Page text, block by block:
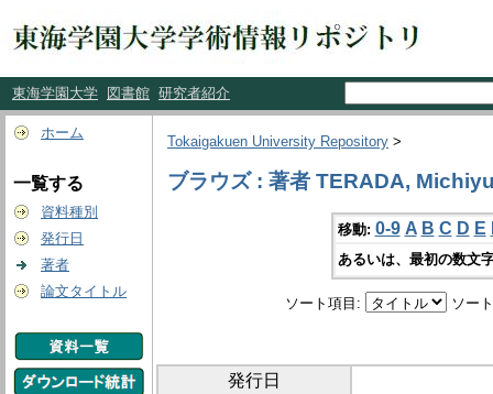
東海学園大学 図書館 研究者紹介
ホーム
一覧する
資料種別
発行日
著者
論文タイトル
Tokaigakuen University Repository >
ブラウズ : 著者 TERADA,
移動: 0-9 A B C D E
あるいは、最初の数文
ソート項目: ソー
発行日